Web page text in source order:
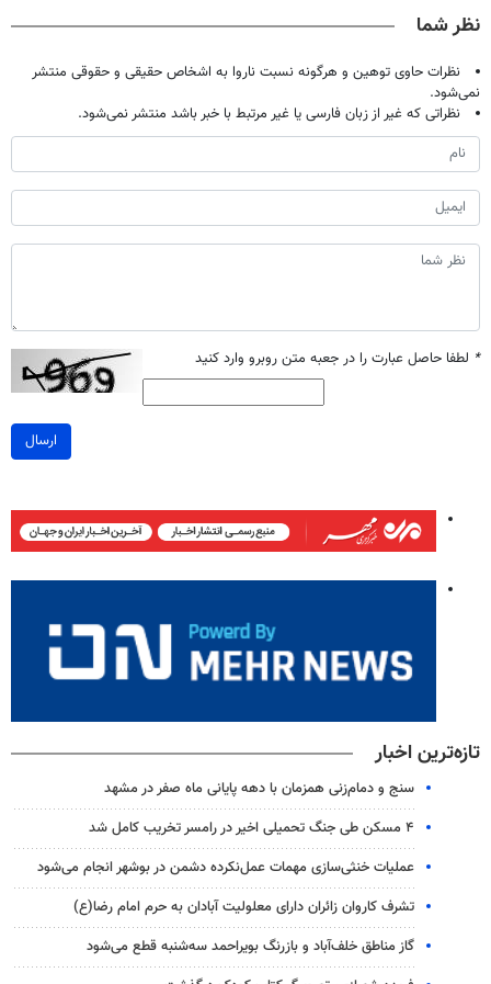
با40%تخفیف)
نظر شما
نظرات حاوی توهین و هرگونه نسبت ناروا به اشخاص حقیقی و حقوقی منتشر
نمی‌شود.
نظراتی که غیر از زبان فارسی یا غیر مرتبط با خبر باشد منتشر نمی‌شود.
* لطفا حاصل عبارت را در جعبه متن روبرو وارد کنید
ارسال
تازه‌ترین اخبار
سنج و دمام‌زنی همزمان با دهه پایانی ماه صفر در مشهد
۴ مسکن طی جنگ تحمیلی اخیر در رامسر تخریب کامل شد
عملیات خنثی‌سازی مهمات عمل‌نکرده دشمن در بوشهر انجام می‌شود
تشرف کاروان زائران دارای معلولیت آبادان به حرم امام رضا(ع)
گاز مناطق خلف‌آباد و بازرنگ بویراحمد سه‌شنبه قطع می‌شود